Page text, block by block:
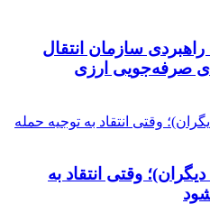
سازمان انتقال
صرفه‌جویی ارزی
وقتی انتقاد به